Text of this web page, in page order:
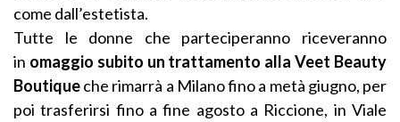
come dall’estetista.
Tutte le donne che parteciperanno riceveranno
in omaggio subito un trattamento alla Veet Beauty
Boutiqueche rimarrà a Milano fino a metà giugno, per
poi trasferirsi fino a fine agosto a Riccione, in Viale